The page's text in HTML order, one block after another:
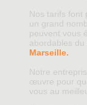
Nos tarifs font
un grand
peuvent vous
abordables du
Marseille.
Notre
œuvre pour
vous au